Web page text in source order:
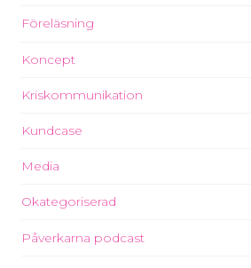
Föreläsning
Koncept
Kriskommunikation
Kundcase
Media
Okategoriserad
Påverkarna podcast